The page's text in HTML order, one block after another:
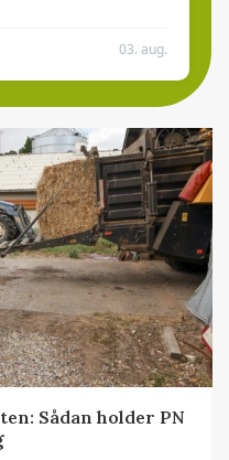
03. aug.
Sådan holder PN